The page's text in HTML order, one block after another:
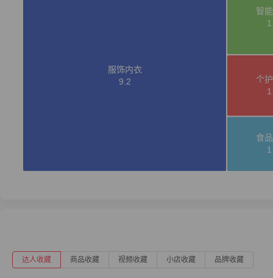
达人收藏 商品收藏 视频收藏 小店收藏 品牌收藏